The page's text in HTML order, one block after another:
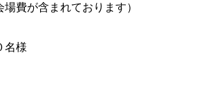
場費が含まれております）
名様